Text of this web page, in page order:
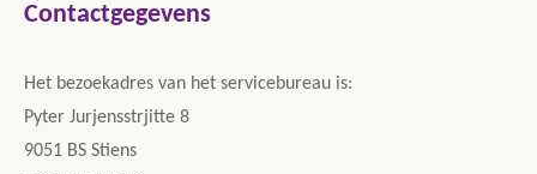
Contactgegevens
Het bezoekadres van het servicebureau is:
Pyter Jurjensstrjitte 8
9051 BS Stiens